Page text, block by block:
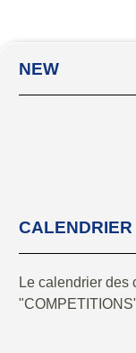
NEW
CALENDRIER
Le calendrier des